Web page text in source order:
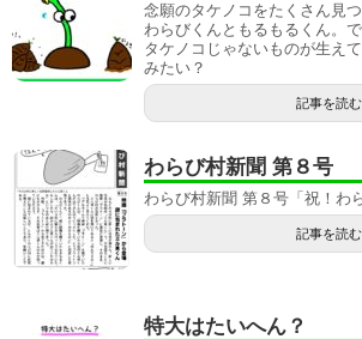
念願のタケノコをたくさん見
わらびくんともるもるくん。
タケノコじゃないものが生え
みたい？
記事を読む
わらび村新聞 第８号
わらび村新聞 第８号「祝！わ
記事を読む
特大はたいへん？